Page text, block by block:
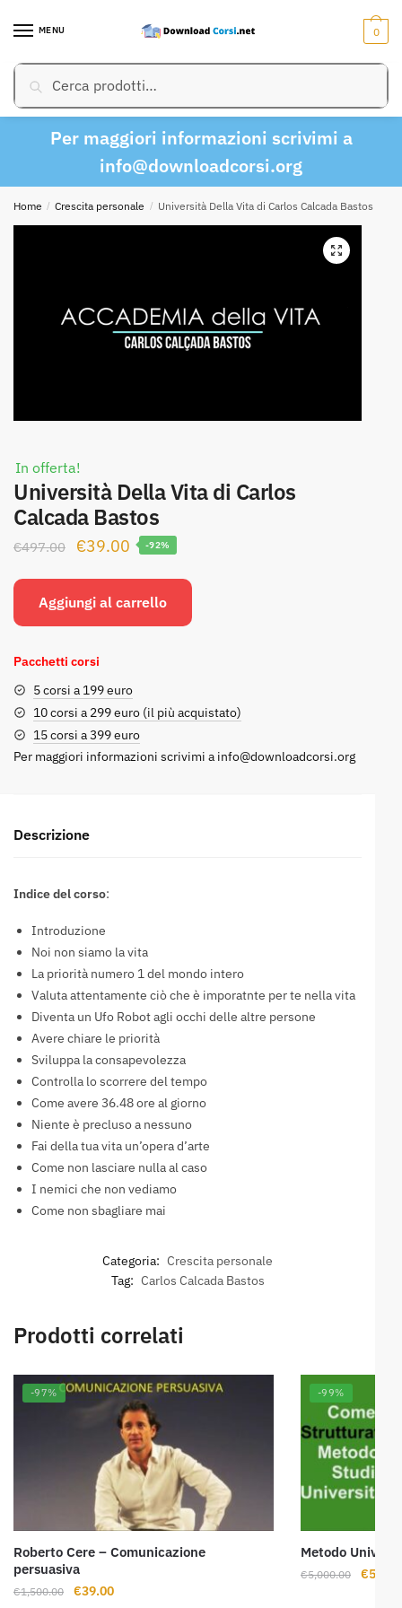
MENU
Cerca:Cerca
0
Per maggiori informazioni scrivimi a
info@downloadcorsi.org
Home / Crescita personale / Università Della Vita di Carlos Calcada Bastos
In offerta!
Università Della Vita di Carlos
Calcada Bastos
€497.00
Il
originale
€39.00 Il
attuale
-92%
Aggiungi al carrello
Pacchetti corsi
5 corsi a 199 euro
10 corsi a 299 euro (il più acquistato)
15 corsi a 399 euro
Per maggiori informazioni scrivimi a info@downloadcorsi.org
Descrizione
Indice del corso:
Introduzione
Noi non siamo la vita
La priorità numero 1 del mondo intero
Valuta attentamente ciò che è imporatnte per te nella vita
Diventa un Ufo Robot agli occhi delle altre persone
Avere chiare le priorità
Sviluppa la consapevolezza
Controlla lo scorrere del tempo
Come avere 36.48 ore al giorno
Niente è precluso a nessuno
Fai della tua vita un’opera d’arte
Come non lasciare nulla al caso
I nemici che non vediamo
Come non sbagliare mai
Categoria: Crescita personale
Tag: Carlos Calcada Bastos
Prodotti correlati
-97%
Roberto Cere – Comunicazione
persuasiva
€1,500.00
Il
€39.00Il
-99%
Metodo
€5,000.00
Il
€59.00